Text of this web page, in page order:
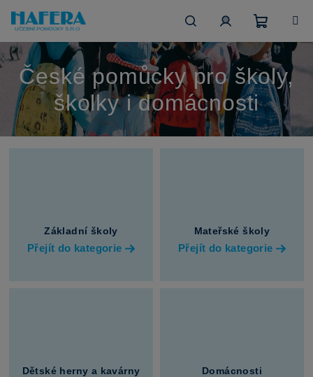
obsah
HledatPřihlášeníNákupní
košík
České pomůcky pro školy,
školky i domácnosti
Základní školy
Přejít do kategorie
Mateřské školy
Přejít do kategorie
Dětské herny a kavárny Domácnosti